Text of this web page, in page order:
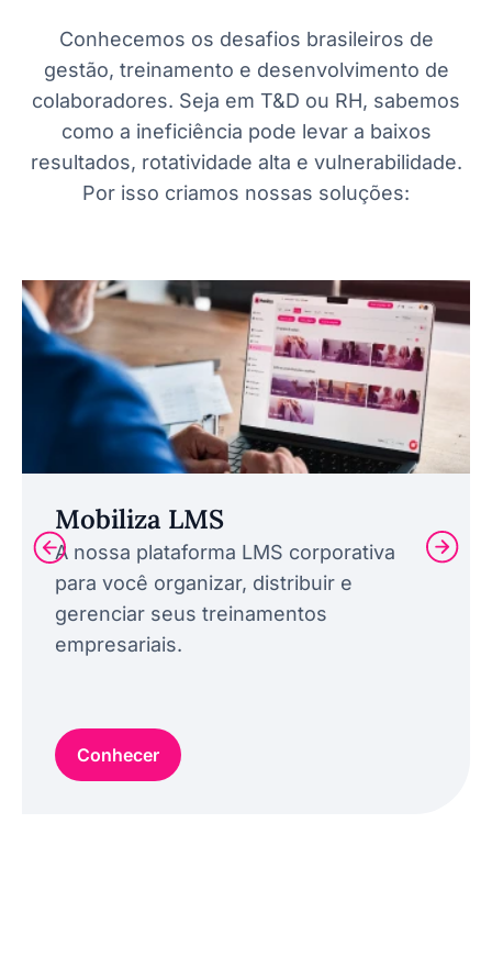
Conhecemos os desafios brasileiros de
gestão, treinamento e desenvolvimento de
colaboradores. Seja em T&D ou RH, sabemos
como a ineficiência pode levar a baixos
resultados, rotatividade alta e vulnerabilidade.
Por isso criamos nossas soluções:
Mobiliza LMS
A nossa plataforma LMS corporativa
para você organizar, distribuir e
gerenciar seus treinamentos
empresariais.
Conhecer